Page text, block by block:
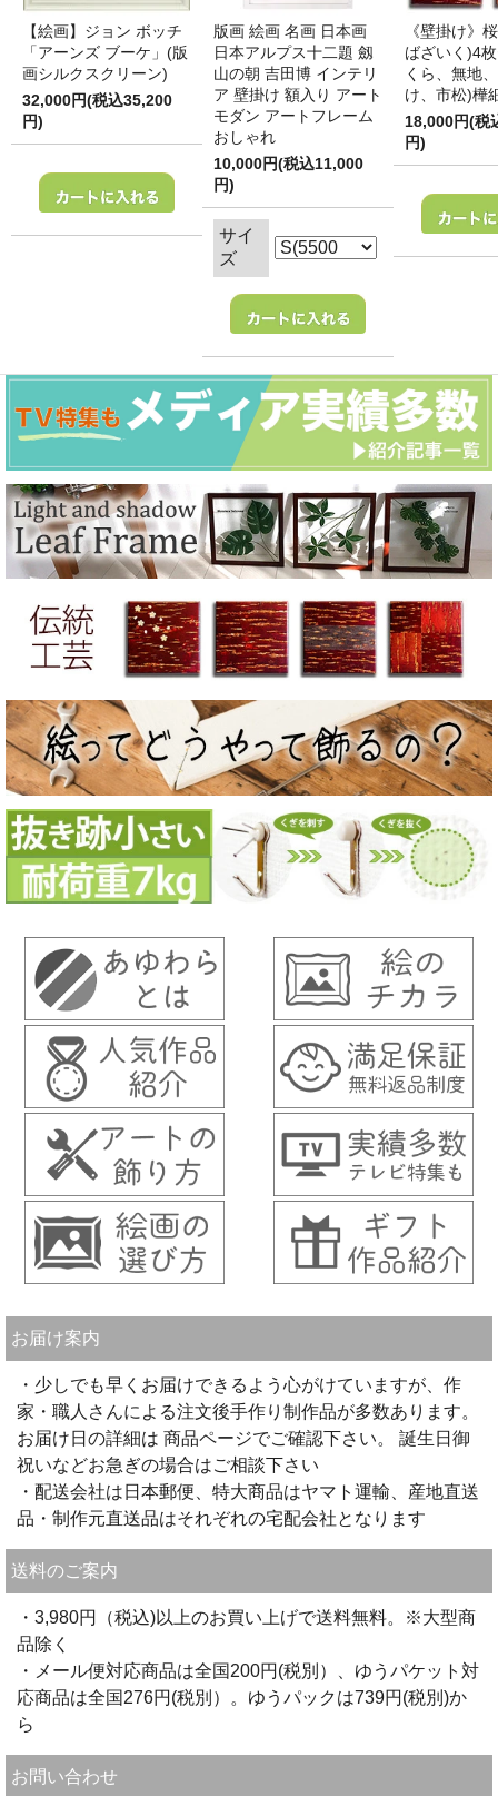
【絵画】ジョン ボッチ
「アーンズ ブーケ」(版
画シルクスクリーン)
32,000円(税込35,200
円)
版画 絵画 名画 日本画
日本アルプス十二題 劔
山の朝 吉田博 インテリ
ア 壁掛け 額入り アート
モダン アートフレーム
おしゃれ
10,000円(税込11,000
円)
サイ
ズ
《壁掛け》
ばざいく)4
くら、無地
け、市松)樺
18,000円(税
円)
お届け案内
・少しでも早くお届けできるよう心がけていますが、作
家・職人さんによる注文後手作り制作品が多数あります。
お届け日の詳細は 商品ページでご確認下さい。 誕生日御
祝いなどお急ぎの場合はご相談下さい
・配送会社は日本郵便、特大商品はヤマト運輸、産地直送
品・制作元直送品はそれぞれの宅配会社となります
送料のご案内
・3,980円（税込)以上のお買い上げで送料無料。※大型商
品除く
・メール便対応商品は全国200円(税別）、ゆうパケット対
応商品は全国276円(税別）。ゆうパックは739円(税別)か
ら
お問い合わせ